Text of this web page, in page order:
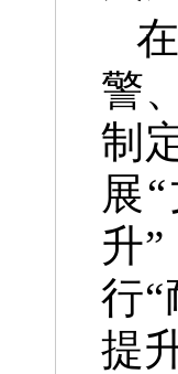
警
制
展
升
行
提